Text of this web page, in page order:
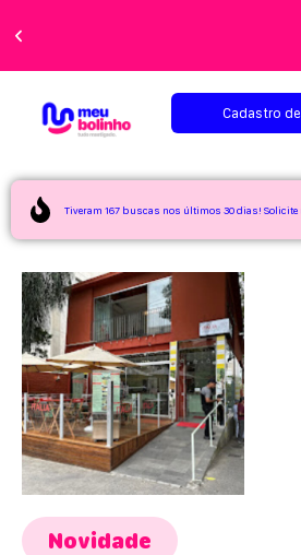
perfeita!
Cadastro
Tiveram 167 buscas nos últimos 30 dias! Solicite
Novidade